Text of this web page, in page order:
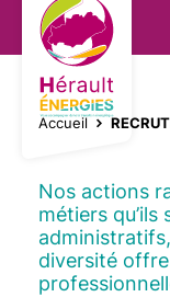
contenu
principal
Réseaux
Réseaux
Electricité
Éclairage public
Transition
Mobilité
Mobilité
Bornes
Implantation
Rénovation
Energies
Animation -
Extinction
Aides
Aides
Rénovation
Energies
Amélioration
Groupements
Bornes privées
Energies
Véhicules
D'ARIANE
Accueil
Nos actions
métiers
diversité